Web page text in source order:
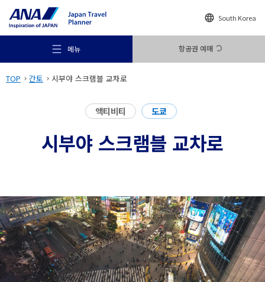
South Korea
메뉴 항공권 예매
추천 여행지
목적지
여행 정보
TOP 간토 시부야 스크램블 교차로
액티비티 도쿄
시부야 스크램블 교차로